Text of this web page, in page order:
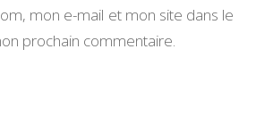
mon e-mail et mon site dans le
prochain commentaire.